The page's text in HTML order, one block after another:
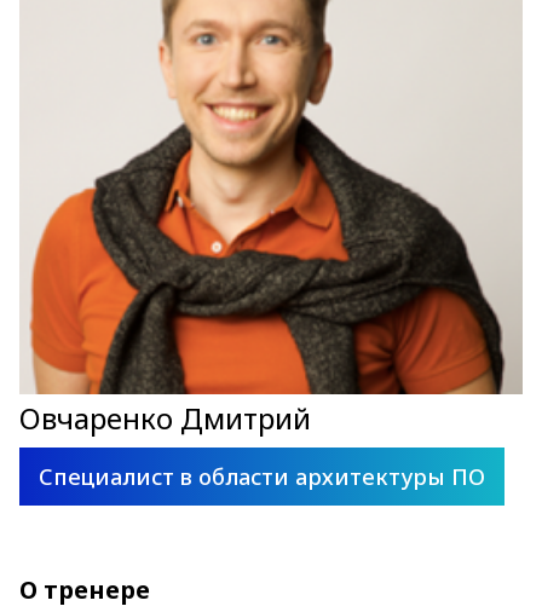
Овчаренко Дмитрий
Специалист в области архитектуры ПО
О тренере